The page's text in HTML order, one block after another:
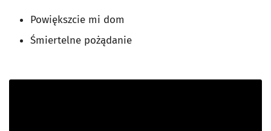
Powiększcie mi dom
Śmiertelne pożądanie